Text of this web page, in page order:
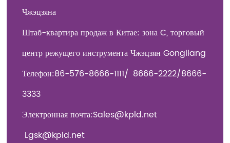
Чжэцзяна
Штаб-квартира продаж в Китае: зона C, торговый
центр режущего инструмента Чжэцзян Gongliang
Телефон:86-576-8666-1111/ 8666-2222/8666-
3333
Электронная почта:Sales@kpld.net
Lgsk@kpld.net